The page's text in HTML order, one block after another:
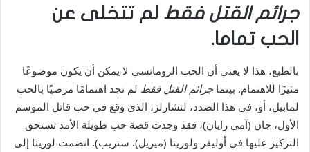
جرائم القتل فقط لم تتخلى عن
الحب تماما.
بالطبع، هذا لا يعني أن الحب الرومانسي لا يمكن أن يكون موضوعًا
مثيرًا للاهتمام. بينماجرائم القتل فقط لم تجد اهتمامًا مرضيًا بالحب
لمابيل، أو، في هذا الصدد، لتشارلز، الذي وقع في حب قاتل الموسم
الأول، جان (آمي رايان)، فقد وجدت قصة حب طويلة الأمد تستحق
التركيز عليها في أوليفر ولوريتا (ميريل). ستريب). انضمت لوريتا إلى